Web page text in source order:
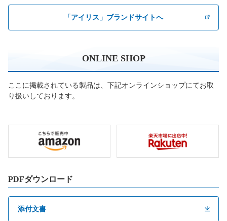
「アイリス」ブランドサイトへ
ONLINE SHOP
ここに掲載されている製品は、下記オンラインショップにてお取
り扱いしております。
PDFダウンロード
添付文書